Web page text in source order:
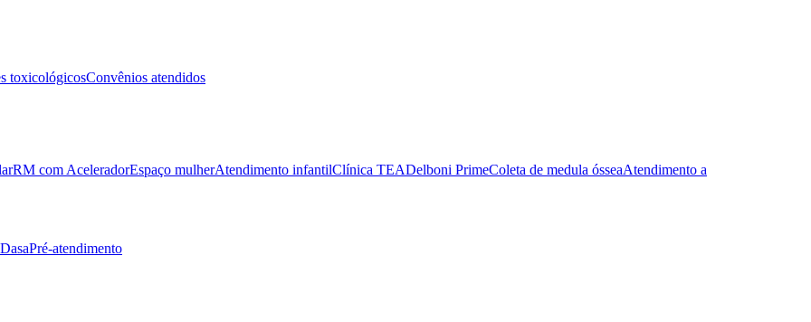
toxicológicosConvênios atendidos
RM com AceleradorEspaço mulherAtendimento infantilClínica TEADelboni PrimeColeta de medula ósseaAtendimento a
Pré-atendimento